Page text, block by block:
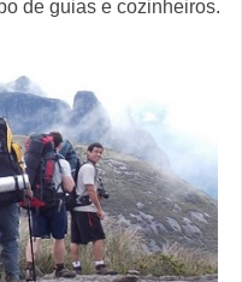
de guias e cozinheiros.